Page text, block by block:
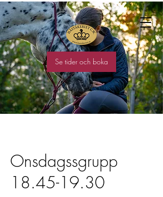
Se tider och boka
Onsdagssgrupp
18.45-19.30